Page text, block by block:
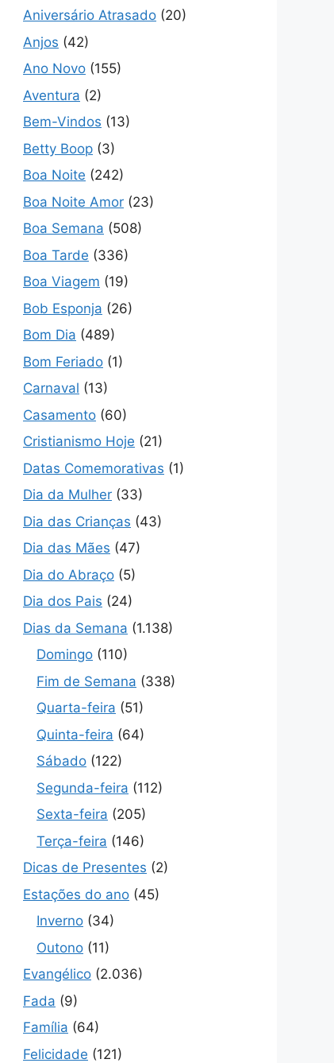
Aniversário Atrasado (20)
Anjos (42)
Ano Novo (155)
Aventura (2)
Bem-Vindos (13)
Betty Boop (3)
Boa Noite (242)
Boa Noite Amor (23)
Boa Semana (508)
Boa Tarde (336)
Boa Viagem (19)
Bob Esponja (26)
Bom Dia (489)
Bom Feriado (1)
Carnaval (13)
Casamento (60)
Cristianismo Hoje (21)
Datas Comemorativas (1)
Dia da Mulher (33)
Dia das Crianças (43)
Dia das Mães (47)
Dia do Abraço (5)
Dia dos Pais (24)
Dias da Semana (1.138)
Domingo (110)
Fim de Semana (338)
Quarta-feira (51)
Quinta-feira (64)
Sábado (122)
Segunda-feira (112)
Sexta-feira (205)
Terça-feira (146)
Dicas de Presentes (2)
Estações do ano (45)
Inverno (34)
Outono (11)
Evangélico (2.036)
Fada (9)
Família (64)
Felicidade (121)